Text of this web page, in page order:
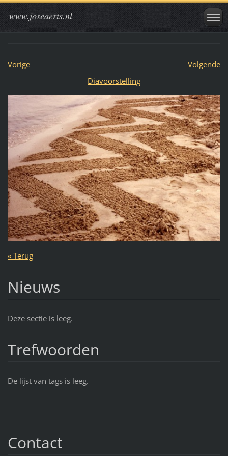
www.joseaerts.nl
Vorige
Volgende
Diavoorstelling
« Terug
Nieuws
Deze sectie is leeg.
Trefwoorden
De lijst van tags is leeg.
Contact